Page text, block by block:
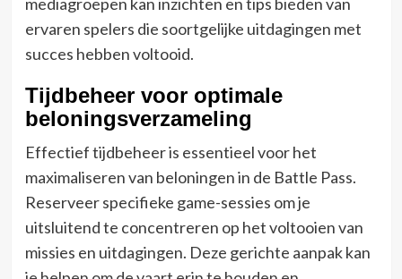
ervaren spelers die soortgelijke uitdagingen met
succes hebben voltooid.
Tijdbeheer voor optimale
beloningsverzameling
Effectief tijdbeheer is essentieel voor het
maximaliseren van beloningen in de Battle Pass.
Reserveer specifieke game-sessies om je
uitsluitend te concentreren op het voltooien van
missies en uitdagingen. Deze gerichte aanpak kan